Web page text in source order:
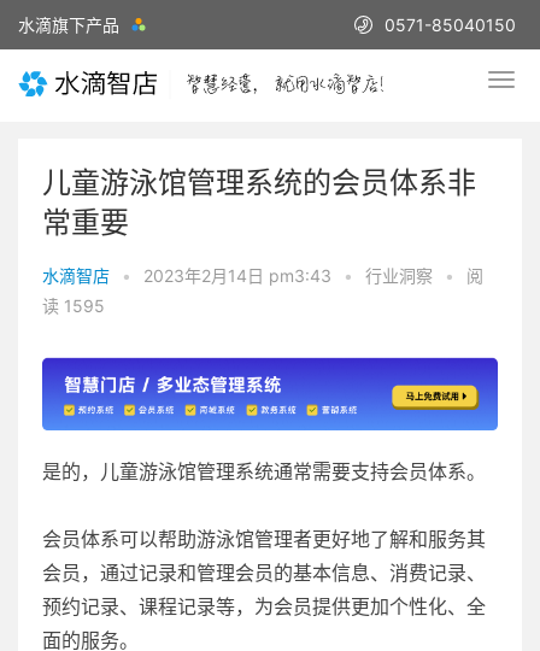
水滴旗下产品 0571-85040150
儿童游泳馆管理系统的会员体系非
常重要
水滴智店 • 2023年2月14日 pm3:43 • 行业洞察 •
阅
读 1595
是的，儿童游泳馆管理系统通常需要支持会员体系。
会员体系可以帮助游泳馆管理者更好地了解和服务其
会员，通过记录和管理会员的基本信息、消费记录、
预约记录、课程记录等，为会员提供更加个性化、全
面的服务。